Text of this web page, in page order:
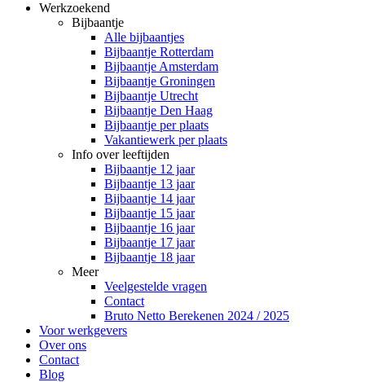
Werkzoekend
Bijbaantje
Alle bijbaantjes
Bijbaantje Rotterdam
Bijbaantje Amsterdam
Bijbaantje Groningen
Bijbaantje Utrecht
Bijbaantje Den Haag
Bijbaantje per plaats
Vakantiewerk per plaats
Info over leeftijden
Bijbaantje 12 jaar
Bijbaantje 13 jaar
Bijbaantje 14 jaar
Bijbaantje 15 jaar
Bijbaantje 16 jaar
Bijbaantje 17 jaar
Bijbaantje 18 jaar
Meer
Veelgestelde vragen
Contact
Bruto Netto Berekenen 2024 / 2025
Voor werkgevers
Over ons
Contact
Blog